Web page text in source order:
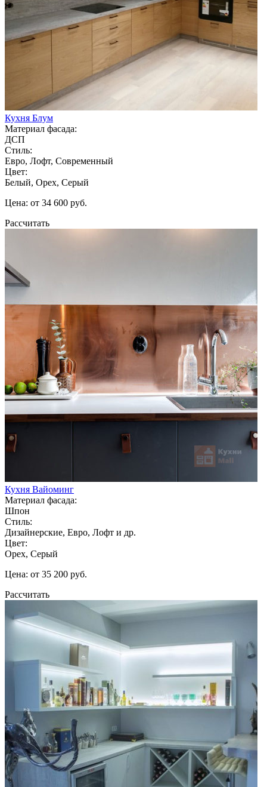
Кухня Блум
Материал фасада:
ДСП
Стиль:
Евро, Лофт, Современный
Цвет:
Белый, Орех, Серый
Цена: от 34 600 руб.
Рассчитать
Кухня Вайоминг
Материал фасада:
Шпон
Стиль:
Дизайнерские, Евро, Лофт и др.
Цвет:
Орех, Серый
Цена: от 35 200 руб.
Рассчитать